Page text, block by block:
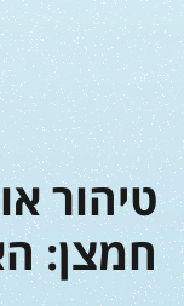
טיהור
חמצן: